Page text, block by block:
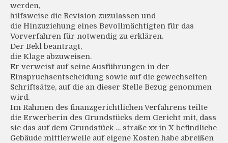
werden,
hilfsweise die Revision zuzulassen und
die Hinzuziehung eines Bevollmächtigten für das
Vorverfahren für notwendig zu erklären.
Der Bekl beantragt,
die Klage abzuweisen.
Er verweist auf seine Ausführungen in der
Einspruchsentscheidung sowie auf die gewechselten
Schriftsätze, auf die an dieser Stelle Bezug genommen
wird.
Im Rahmen des finanzgerichtlichen Verfahrens teilte
die Erwerberin des Grundstücks dem Gericht mit, dass
sie das auf dem Grundstück … straße xx in X befindliche
Gebäude mittlerweile auf eigene Kosten habe abreißen